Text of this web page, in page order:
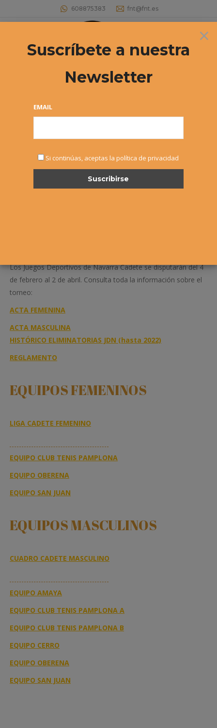
608875383 fnt@fnt.es
Buscar:
Los Juegos Deportivos de Navarra Cadete se disputarán del 4
de febrero al 2 de abril. Consulta toda la información sobre el
torneo:
ACTA FEMENINA
ACTA MASCULINA
HISTÓRICO ELIMINATORIAS JDN (hasta 2022)
REGLAMENTO
EQUIPOS FEMENINOS
LIGA CADETE FEMENINO
EQUIPO CLUB TENIS PAMPLONA
EQUIPO OBERENA
EQUIPO SAN JUAN
EQUIPOS MASCULINOS
CUADRO CADETE MASCULINO
EQUIPO AMAYA
EQUIPO CLUB TENIS PAMPLONA A
EQUIPO CLUB TENIS PAMPLONA B
EQUIPO CERRO
EQUIPO OBERENA
EQUIPO SAN JUAN
×
Suscríbete a nuestra
Newsletter
EMAIL
Si continúas, aceptas la política de privacidad